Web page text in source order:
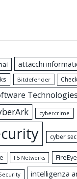
attacchi
Bitdefender
Technologies
cybercrime
cyber
F5 Networks FireEye
intelligenza